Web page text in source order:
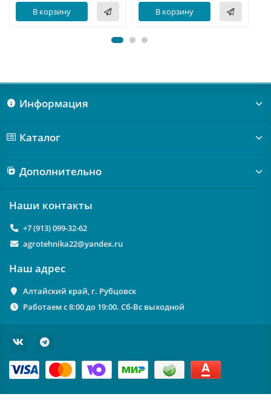
В корзину В корзину
Информация
Каталог
Дополнительно
Наши контакты
+7 (913) 099-32-62
agrotehnika22@yandex.ru
Наш адрес
Алтайский край, г. Рубцовск
Работаем с 8:00 до 19:00. Сб-Вс выходной